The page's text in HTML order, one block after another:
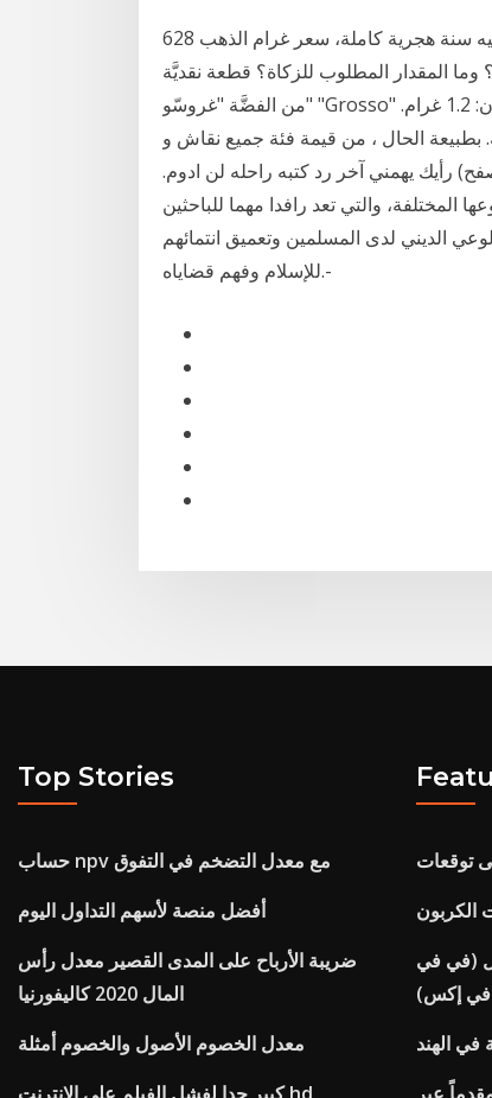
في الفضة: مثال على الذهب: مالك يساوي 20000ج.م، مر عليه سنة هجرية كاملة، سعر غرام الذهب 628
، هل عليك زكاة أم لا؟ وما المقدار المطلوب للزكاة؟ قطعة نقديَّة
من الفضَّة "غروسّو" "Grosso" من "فونيز" (البندُقيَّة). سيركا القرن الثالث عشر بعد المسيح. الوزن: 1.2 غرام.
بطبيعة الحال ، من قيمة فئة جميع نقاش و
مواضيع 10,343 مشاركات 340,886 الزوار (49 متصفح) رأيك يهمني آخر رد كتبه راحله لن ادوم.
والتي تعد رافدا مهما للباحثين
الديني لدى المسلمين وتعميق انتمائهم
للإسلام وفهم قضاياه.-
Top Stories
حساب npv مع معدل التضخم في التفوق
أفضل منصة لأسهم التداول اليوم
ضريبة الأرباح على المدى القصير معدل رأس
المال 2020 كاليفورنيا
معدل الخصوم الأصول والخصوم أمثلة
الكربون
(في في
في إكس)
في الهند